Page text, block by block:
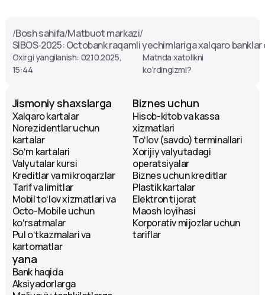
/Bosh sahifa/Matbuot markazi/
SIBOS‑2025: Octobank raqamli yechimlariga xalqaro
Oxirgi yangilanish: 02.10.2025,
15:44
Matnda xatolikni
ko‘rdingizmi?
Jismoniy shaxslarga
Xalqaro kartalar
Norezidentlar uchun
kartalar
Soʻm kartalari
Valyutalar kursi
Kreditlar va mikroqarzlar
Tarif va limitlar
Mobil toʻlov xizmatlari va
Octo-Mobile uchun
koʻrsatmalar
Pul oʻtkazmalari va
kartomatlar
Biznes uchun
Hisob-kitob va kassa
xizmatlari
Toʻlov (savdo) terminallari
Xorijiy valyutadagi
operatsiyalar
Biznes uchun kreditlar
Plastik kartalar
Elektron tijorat
Maosh loyihasi
Korporativ mijozlar uchun
tariflar
yana
Bank haqida
Aksiyadorlarga